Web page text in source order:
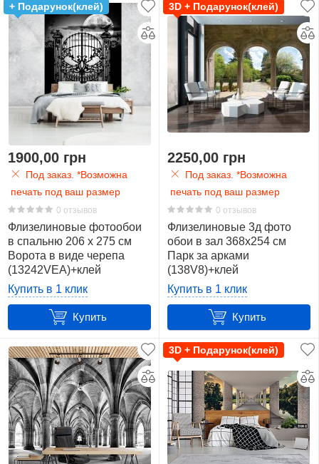
+ Подарунок(клей)
1900,00 грн
Под заказ. *Возможна
печать под ваш размер
0 отзывов
Флизелиновые фотообои
в спальню 206 x 275 см
Ворота в виде черепа
(13242VEA)+клей
Купить в 1 клик
Купить
3D + Подарунок(клей)
2250,00 грн
Под заказ. *Возможна
печать под ваш размер
0 отзывов
Флизелиновые 3д фото
обои в зал 368x254 см
Парк за арками
(138V8)+клей
Купить в 1 клик
Купить
3D + Подарунок(клей)